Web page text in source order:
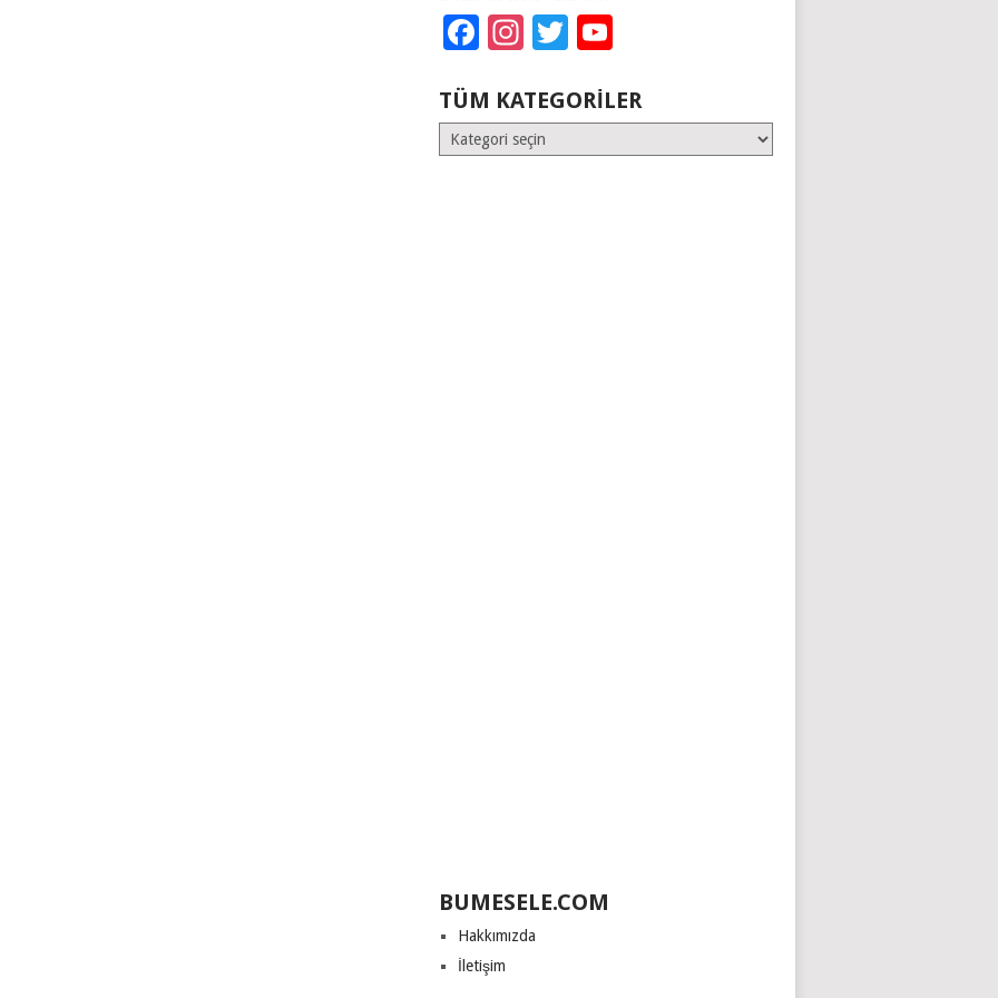
Facebook
Instagram
Twitter
TÜM KATEGORILER
Tüm
Kategoriler
BUMESELE.COM
Hakkımızda
İletişim